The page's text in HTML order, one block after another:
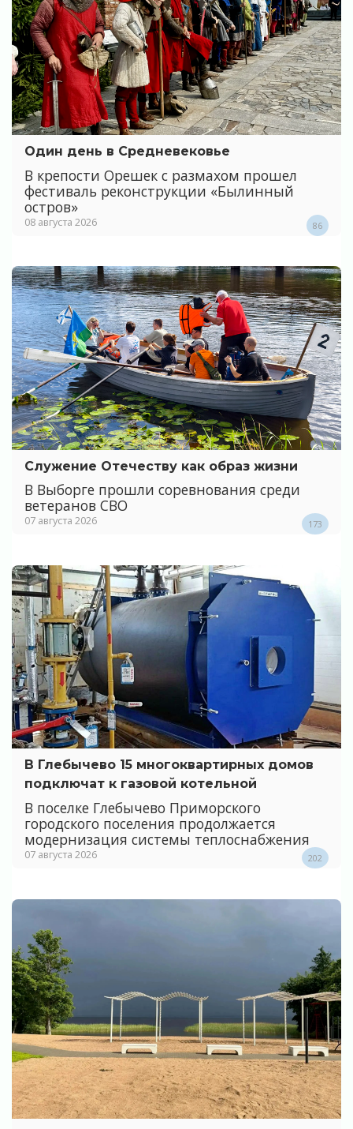
Один день в Средневековье
В крепости Орешек с размахом прошел
фестиваль реконструкции «Былинный
остров»
08 августа 2026 86
Служение Отечеству как образ жизни
В Выборге прошли соревнования среди
ветеранов СВО
07 августа 2026 173
В Глебычево 15 многоквартирных домов
подключат к газовой котельной
В поселке Глебычево Приморского
городского поселения продолжается
модернизация системы теплоснабжения
07 августа 2026 202